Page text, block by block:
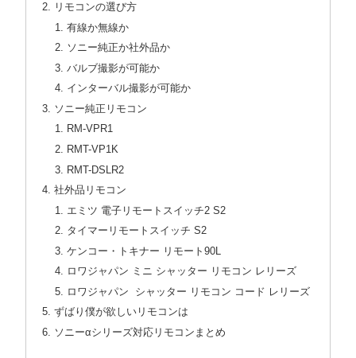
リモコンの選び方
有線か無線か
ソニー純正か社外品か
バルブ撮影が可能か
インターバル撮影が可能か
ソニー純正リモコン
RM-VPR1
RMT-VP1K
RMT-DSLR2
社外品リモコン
エミツ 電子リモートスイッチ2 S2
タイマーリモートスイッチ S2
ケンコー・トキナー リモート90L
ロワジャパン ミニ シャッター リモコン レリーズ
ロワジャパン シャッター リモコン コード レリーズ
ずばり僕が欲しいリモコンは
ソニーαシリーズ対応リモコンまとめ